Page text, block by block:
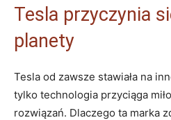
Tesla przyczynia
planety
Tesla od zawsze stawiała na
tylko technologia przyciąga
rozwiązań. Dlaczego ta marka